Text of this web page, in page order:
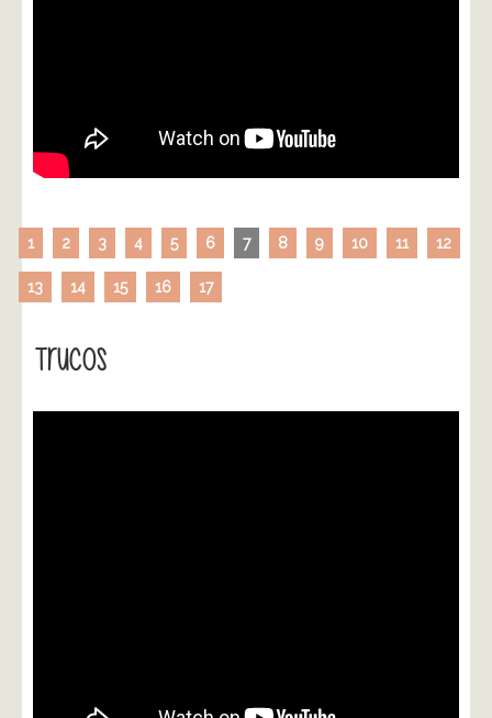
1 2 3 4 5 6 7 8 9 10 11 12
13 14 15 16 17
Trucos